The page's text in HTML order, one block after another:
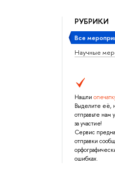
РУБРИКИ
Все
Научные
Нашли
Выделите её,
отправьте
за участие!
Сервис
отправки
ошибках.